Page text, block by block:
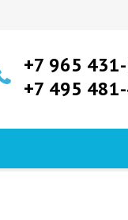
+7 965
+7 495